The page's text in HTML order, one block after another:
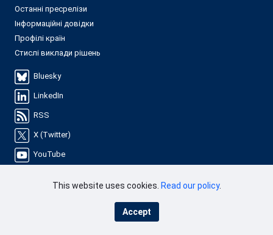
Останні пресрелізи
Інформаційні довідки
Профілі країн
Стислі виклади рішень
Bluesky
LinkedIn
RSS
X (Twitter)
YouTube
This website uses cookies. Read our policy.
Accept